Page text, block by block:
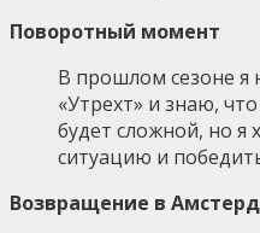
Поворотный момент
В прошлом сезоне я
«Утрехт» и знаю,
будет сложной, но я
ситуацию и
Возвращение в